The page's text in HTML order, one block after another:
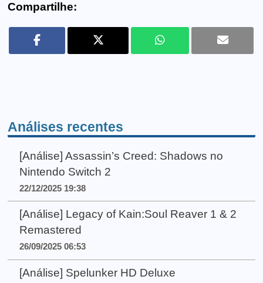
Compartilhe:
Análises recentes
[Análise] Assassin’s Creed: Shadows no
Nintendo Switch 2
22/12/2025 19:38
[Análise] Legacy of Kain:Soul Reaver 1 & 2
Remastered
26/09/2025 06:53
[Análise] Spelunker HD Deluxe